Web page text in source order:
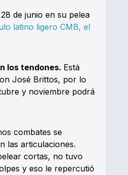
de junio en su pelea
latino ligero CMB, el
los tendones. Está
José Brittos, por lo
y noviembre podrá
combates se
las articulaciones.
cortas, no tuvo
y eso le repercutió